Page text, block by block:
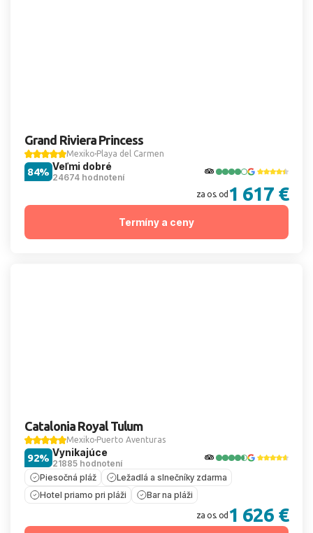
Grand Riviera Princess
Mexiko Playa del Carmen
Veľmi dobré
24674 hodnotení
84%
za os. od 1 617 €
Termíny a ceny
Catalonia Royal Tulum
Mexiko Puerto Aventuras
Vynikajúce
21885 hodnotení
92%
Piesočná pláž
Ležadlá a slnečníky zdarma
Hotel priamo pri pláži
Bar na pláži
za os. od 1 626 €